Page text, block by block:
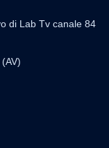
di Lab Tv canale 84